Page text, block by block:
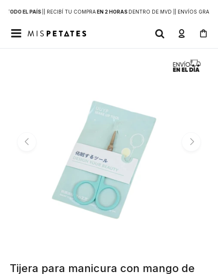
TODO EL PAÍS | RECIBÍ TU COMPRAEN 2 HORAS DENTRO DE MVD | | ENVÍOS GRATIS

Tijera para manicura con mango de